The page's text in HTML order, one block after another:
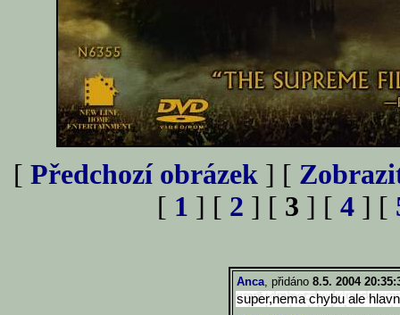
[ Předchozí obrázek ] [
[ 1 ] [ 2 ] [ 3 ] [ 4 ] [
Anca, přidáno 8.5. 2004
super,nema chybu ale